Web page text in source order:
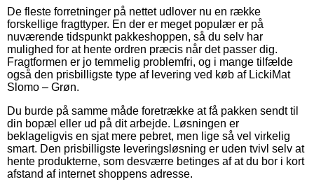
De fleste forretninger på nettet udlover nu en række
forskellige fragttyper. En der er meget populær er på
nuværende tidspunkt pakkeshoppen, så du selv har
mulighed for at hente ordren præcis når det passer dig.
Fragtformen er jo temmelig problemfri, og i mange tilfælde
også den prisbilligste type af levering ved køb af LickiMat
Slomo – Grøn.
Du burde på samme måde foretrække at få pakken sendt til
din bopæl eller ud på dit arbejde. Løsningen er
beklageligvis en sjat mere pebret, men lige så vel virkelig
smart. Den prisbilligste leveringsløsning er uden tvivl selv at
hente produkterne, som desværre betinges af at du bor i kort
afstand af internet shoppens adresse.